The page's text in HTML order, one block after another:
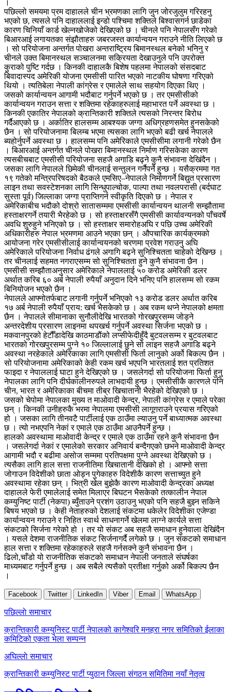
।
पछिल्लो समयमा प्रम दाहालले चीन भ्रमणका लागि जुन जोरजुलुम गरिरहनु
भएको छ, त्यसले पनि दाहाललाई इन्डो पश्चिमा शक्तिले बिश्वासगर्न छाडेका
कारण चिनियाँ कार्ड खेल्नखोजेको देखिएको छ । चीनले पनि नेपालसँग गरेको
बिआरआई लगायतका संझौताहरु जबरजस्त कार्यान्वयन गराउने नीति लिएको छ
। सो परियोजना अन्तर्गत पोखरा अन्तराष्ट्रिय बिमानस्थल बनेको भनिनु र
चीनले उक्त बिमानस्थल सञ्चालनमा सक्रियता देखाउनुले पनि उपरोक्त
कुराको पुष्टि गर्दछ । किनकी दाहालकै बिशेष पहलमा नेपालको संसदबाट
बिवादास्पद अमेरिकी योजना एमसीसी पारित भएको नाटकीय घोषणा गरिएको
थियो । त्यतिबेला नेपाली कांग्रेस र एमालेले साथ सहयोग दिएका थिए ।
जसको कार्यान्वयन आगामी भदौबाट गर्नुपर्ने भएको छ । तर एमसीसीको
कार्यान्वयन गराउन सत्ता र शक्तिमा रहेकाहरुलाई महाभारत पर्ने अवस्था छ ।
किनकी एकातिर नेपालको क्रान्तिकारी शक्तिले त्यसको निरन्तर बिरोध
गर्दैआएको छ । अर्कातिर हालसम्म आबश्यक जग्गा अधिग्रहणसमेत हुनसकेको
छैन । सो परियोजनामा बिलम्ब भएमा त्यसका लागि भएको बढी खर्च नेपालले
ब्यहोर्नुपर्ने अवस्था छ । हालसम्म पनि अमेरिकाले एमसीसीमा लगानी गरेको छैन
। बिआरआई अन्तर्गत चीनले पोखरा बिमानस्थल निर्माण गरिसकेका कारण
त्यसबीचबाट एमसीसी परियोजना सहजै अगाडि बढ्ने कुनै संभावना देखिंदैन ।
जसका लागि नेपालले छिमेकी चीनलाई सन्तुलन गर्नैपर्ने हुन्छ । यसैक्रममा गत
१९ गतेको मन्त्रिपरिषदको बैठकले एमसिए–नेपालले निर्माणगर्ने बिद्युत प्रसारण
लाइन तथा सवस्टेशनका लागि सिन्धुपाल्चोक, पाल्पा तथा नवलपरासी (बर्दघाट
सुस्ता पूर्व) जिल्लाका जग्गा प्राप्तिगर्न स्वीकृति दिएको छ । नेपाल र
अमेरिकाबीच भदौको दोश्रो सातासम्ममा एमसीसी कार्यान्वयन थालनी सम्झौतामा
हस्ताक्षरगर्ने तयारी भैरहेको छ । सो हस्ताक्षरसँगै एमसीसी कार्यावन्यनको पाँचवर्षे
अवधि शुरुहुने भनिएको छ । सो हस्ताक्षर समारोहअघि र पछि उच्च अमेरिकी
अधिकारीहरु नेपाल भ्रमणमा आउने भएका छन् । औपचारिक कार्यक्रमको
आयोजना गरेर एमसीसीलाई कार्यान्वयनको चरणमा प्रवेश गराउनु अघि
अमेरिकाले परियोजना निर्वाध ढंगले अगागि बढ्ने सुनिश्चितता चाहेको देखिन्छ ।
तर चीनलाई सहमत नगराएसम्म सो सुनिश्चितता हुने कुनै संभावना छैन ।
एमसीसी सम्झौताअनुसार अमेरिकाले नेपाललाई ५० करोड अमेरिकी डलर
अर्थात करिब ६० अर्ब नेपाली रुपैयाँ अनुदान दिने भनिए पनि हालसम्म सो रकम
बिनियोजन भएको छैन ।
नेपालले आफ्नोतर्फबाट लगानी गर्नुपर्ने भनिएको १३ करोड डलर अर्थात करिब
१७ अर्ब नेपाली रुपैयाँ प्राय: खर्च भैसकेको छ । अब रकम थप्ने नेपालको क्षमता
छैन । नेपालले सीमानाका सुनौलीदेखि भारतको गोरखपुरसम्म जोड्ने
अन्तरदेशीय प्रसारण लाइनमा थपखर्च गर्नुपर्ने अवस्था सिर्जना भएको छ ।
मकवानपुरको हेटौँडादेखि काठमाडौंको लप्सीफेदीहुँदै बुटवलसम्म र बुटवलबाट
भारतको गोरखपुरसम्म पुग्ने १० जिल्लालाई छुने सो लाइन सहजै अगाडि बढ्ने
अवस्था नरहेकाले अमेरिकाका लागि एमसीसी फिर्ता लानुको अर्को बिकल्प छैन ।
सो परियोजनामा अमेरिकाको केही रकम खर्च भएपनि भारतलाई शत प्रतिशत
फाइदा र नेपाललाई घाटा हुने देखिएको छ । जसलेगर्दा सो परियोजना फिर्ता हुनु
नेपालका लागि पनि दीर्घकालीनरुपले लाभदायी हुन्छ । एमसीसीकै कारणले पनि
चीन, भारत र अमेरिकाका बीचमा तीब्र खिचातानी भैरहेको देखिएको छ ।
जसको चेपोमा नेपालका मुख्य त माओवादी केन्द्र, नेपाली कांग्रेस र एमाले परेका
छन् । किनकी उनीहरुकै भरमा नेपालमा एमसीसी लागूगराउने प्रयास गरिएको
हो । जसका लागि तीनवटै पार्टीलाई एक ठाउँमा ल्याउनु पर्ने बाध्यात्मक अवस्था
छ । त्यो नभएपनि नेकां र एमाले एक ठाउँमा आउनैपर्ने हुन्छ ।
हालको अवस्थामा माओवादी केन्द्र र एमाले एक ठाउँमा रहने कुनै संभावना छैन
। जसलेगर्दा नेकां र एमालेको सरकार अनिवार्य बन्दैगएको छभने माओवादी केन्द्र
आगामी भदौ र बढीमा असोज सम्ममा प्रतिपक्षमा पुग्ने अवस्था देखिएको छ ।
त्यसैका लागि हाल सत्ता राजनीतिमा खिचातानी देखिको हो । आफ्नो सत्ता
जोगाउन विदेशीको छाता ओड्न पुगेकाहरु विदेशीकै कारण सत्ताच्युत हुने
अवस्थामा रहेका छन् । भित्री खेल बुझेकै कारण माओवादी केन्द्रका अध्यक्ष
दाहालले फेरी एमालेलाई समेत मिलाएर बिघटन भैसकेको तत्कालीन नेपाल
कम्युनिष्ट पार्टी (नेकपा) ब्युँताउने प्रशंग उठाउनु भएको पनि सहजै बुझ्न सकिने
बिषय भएको छ । केही नेताहरुको देशलाई संकटमा धकेलेर विदेशीका एजेण्डा
कार्यान्वयन गराउने र निहित स्वार्थ साधनागर्ने खेलमा लाग्ने कार्यले सत्ता
संकटको सिर्जना गरेको हो । तर यो संकट अब सहजै समाधान हुनेवाला देखिंदैन
। यसले देशमा राजनीतिक संकट सिर्जनागर्दै लगेको छ । जुन संकटको समाधान
हाल सत्ता र शक्तिमा रहेकाहरुले सहजै गर्नसक्ने कुनै संभावना छैन ।
ढिलो,चाँडो यो राजनीतिक संकटको समाधान नेपाली जनताले संघर्षका
माध्यमबाट गर्नुपर्ने हुन्छ । अब सबैले त्यसैको प्रतीक्षा गर्नुको अर्को बिकल्प छैन
।
Facebook Twitter LinkedIn Viber Email WhatsApp
Post
navigation
पछिल्लाे समाचार
क्रान्तिकारी कम्युनिस्ट पार्टी नेपालको कागेश्वरि मनहरा नगर समितिको ईलाका
कमिटिको एकता भेला सम्पन्न
अघिल्लाे समाचार
क्रान्तिकारी कम्युनिस्ट पार्टी प्युठान जिल्ला संगठन समितिमा नयाँ नेतृत्व